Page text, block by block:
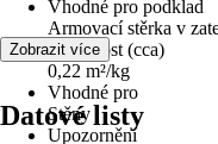
Vhodné pro podklad
Armovací stěrka v
Vydatnost (cca)
0,22 m²/kg
Vhodné pro
Stěny
Upozornění
Zobrazit více
Datové listy